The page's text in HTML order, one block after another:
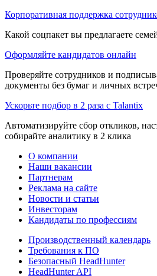
Корпоративная поддержка
Какой соцпакет вы предлагаете
Оформляйте кандидатов онлайн
Проверяйте сотрудников и
документы без бумаг и личных
Ускорьте подбор в 2 раза с Talantix
Автоматизируйте сбор откликов,
собирайте аналитику в 2 клика
О компании
Наши вакансии
Партнерам
Реклама на сайте
Новости и статьи
Инвесторам
Кандидаты по профессиям
Производственный календарь
Требования к ПО
Безопасный HeadHunter
HeadHunter API